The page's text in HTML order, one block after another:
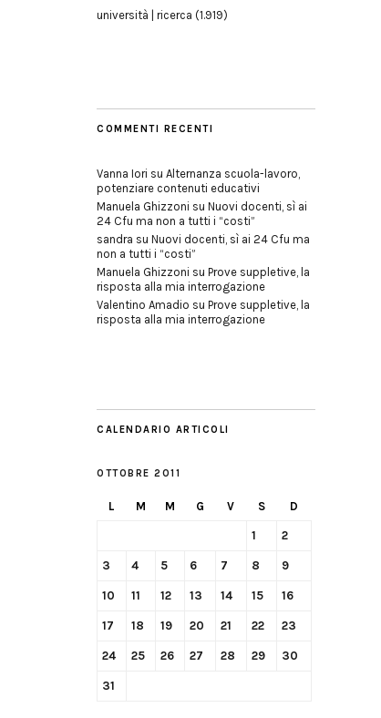
università | ricerca (1.919)
COMMENTI RECENTI
Vanna Iori su Alternanza scuola-lavoro,
potenziare contenuti educativi
Manuela Ghizzoni su Nuovi docenti, sì ai
24 Cfu ma non a tutti i “costi”
sandra su Nuovi docenti, sì ai 24 Cfu ma
non a tutti i “costi”
Manuela Ghizzoni su Prove suppletive, la
risposta alla mia interrogazione
Valentino Amadio su Prove suppletive, la
risposta alla mia interrogazione
CALENDARIO ARTICOLI
OTTOBRE 2011
L M M G V S D
1 2
3 4 5 6 7 8 9
10 11 12 13 14 15 16
17 18 19 20 21 22 23
24 25 26 27 28 29 30
31